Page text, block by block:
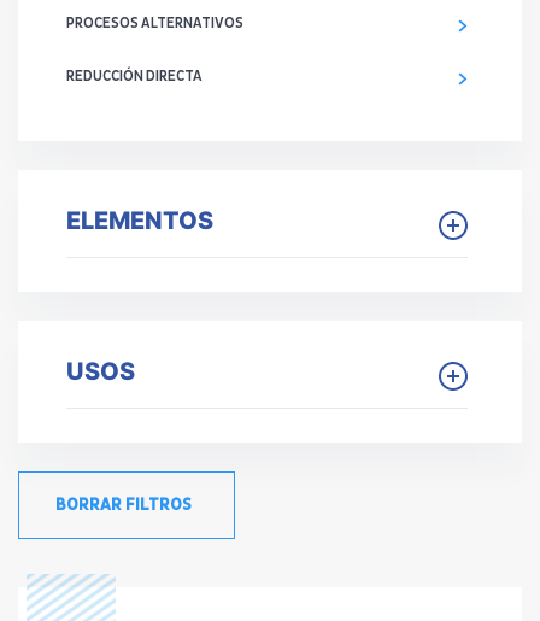
PROCESOS ALTERNATIVOS
REDUCCIÓN DIRECTA
ELEMENTOS
USOS
BORRAR FILTROS